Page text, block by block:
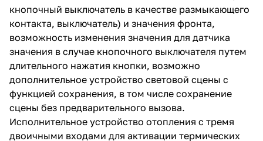
кнопочный выключатель в качестве размыкающего
контакта, выключатель) и значения фронта,
возможность изменения значения для датчика
значения в случае кнопочного выключателя путем
длительного нажатия кнопки, возможно
дополнительное устройство световой сцены с
функцией сохранения, в том числе сохранение
сцены без предварительного вызова.
Исполнительное устройство отопления с тремя
двоичными входами для активации термических